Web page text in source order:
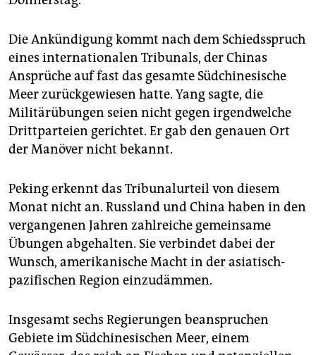
Die Ankündigung kommt nach dem Schiedsspruch
eines internationalen Tribunals, der Chinas
Ansprüche auf fast das gesamte Südchinesische
Meer zurückgewiesen hatte. Yang sagte, die
Militärübungen seien nicht gegen irgendwelche
Drittparteien gerichtet. Er gab den genauen Ort
der Manöver nicht bekannt.
Peking erkennt das Tribunalurteil von diesem
Monat nicht an. Russland und China haben in den
vergangenen Jahren zahlreiche gemeinsame
Übungen abgehalten. Sie verbindet dabei der
Wunsch, amerikanische Macht in der asiatisch-
pazifischen Region einzudämmen.
Insgesamt sechs Regierungen beanspruchen
Gebiete im Südchinesischen Meer, einem